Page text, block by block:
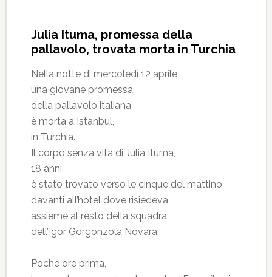
Julia Ituma, promessa della
pallavolo, trovata morta in Turchia
Nella notte di mercoledì 12 aprile
una giovane promessa
della pallavolo italiana
è morta a Istanbul,
in Turchia.
Il corpo senza vita di Julia Ituma,
18 anni,
è stato trovato verso le cinque del mattino
davanti all’hotel dove risiedeva
assieme al resto della squadra
dell’Igor Gorgonzola Novara.
Poche ore prima,